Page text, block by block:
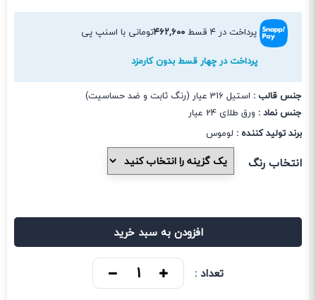
پرداخت در ۴ قسط ۴۶۲,۶۰۰تومانی با اسنپ پی
پرداخت در چهار قسط بدون کارمزد
جنس قالب : استیل 316 عیار (رنگ ثابت و ضد حساسیت)
جنس نماد : ورق طلای 24 عیار
برند تولید کننده : لوموس
انتخاب رنگ
افزودن به سبد خرید
تعداد :